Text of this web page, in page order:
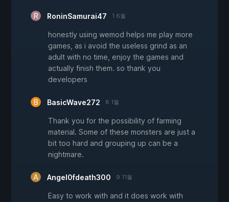
RoninSamurai47 1 6월
honestly using wemod helps me play more
games, as i avoid the useless grind as an
adult with no time, enjoy the games and
actually finish them. so thank you
developers
BasicWave272 8 1월
Thank you for the possibility of farming
material. Some of these monsters are just a
bit too hard and grouping up can be a
nightmare.
Angel0fdeath300 9 11월
Easy to work with and it does work with